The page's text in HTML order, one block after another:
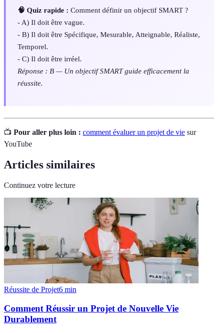
🧠 Quiz rapide : Comment définir un objectif SMART ?
- A) Il doit être vague.
- B) Il doit être Spécifique, Mesurable, Atteignable, Réaliste,
Temporel.
- C) Il doit être irréel.
Réponse : B — Un objectif SMART guide efficacement la
réussite.
📺 Pour aller plus loin : comment évaluer un projet de vie sur
YouTube
Articles similaires
Continuez votre lecture
Réussite de Projet6 min
Comment Réussir un Projet de Nouvelle Vie
Durablement